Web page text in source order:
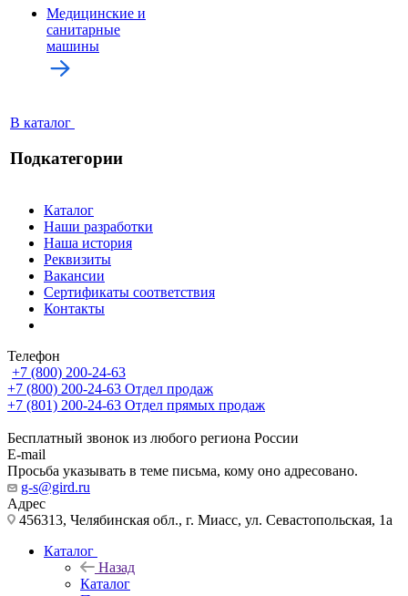
Медицинские и
санитарные
машины
В каталог
Подкатегории
Каталог
Наши разработки
Наша история
Реквизиты
Вакансии
Сертификаты соответствия
Контакты
Телефон
+7 (800) 200-24-63
+7 (800) 200-24-63 Отдел продаж
+7 (801) 200-24-63 Отдел прямых продаж
Бесплатный звонок из любого региона России
E-mail
Просьба указывать в теме письма, кому оно адресовано.
g-s@gird.ru
Адрес
456313, Челябинская обл., г. Миасс, ул. Севастопольская, 1а
Каталог
Назад
Каталог